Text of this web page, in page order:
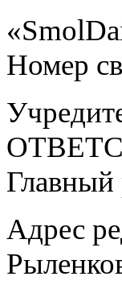
Номер
Адрес